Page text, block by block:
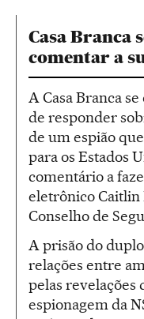
Casa Branca
comentar a
A Casa Branca
de responder
de um espião
para os Estados
comentário a
eletrônico Caitlin
Conselho de
A prisão do
relações entre
pelas revelações
espionagem da